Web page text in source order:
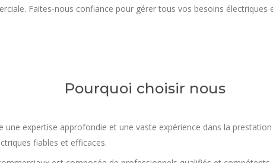
Faites-nous confiance pour gérer tous vos besoins
Pourquoi choisir nous
expertise approfondie et une vaste expérience dans la
fiables et efficaces.